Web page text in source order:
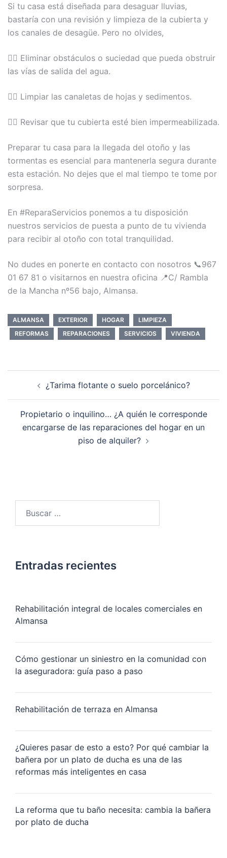
Si tu casa está diseñada para desaguar lluvias,
bastaría con una revisión y limpieza de la cubierta y
los canales de desagüe. Pero no olvides,
👉🏼 Eliminar obstáculos o suciedad que pueda obstruir
las vías de salida del agua.
👉🏼 Limpiar las canaletas de hojas y sedimentos.
👉🏼 Revisar que tu cubierta esté bien impermeabilizada.
Preparar tu casa para la llegada del otoño y las
tormentas es esencial para mantenerla segura durante
esta estación. No dejes que el mal tiempo te tome por
sorpresa.
En #ReparaServicios ponemos a tu disposición
nuestros servicios de puesta a punto de tu vivienda
para recibir al otoño con total tranquilidad.
No dudes en ponerte en contacto con nosotros 📞967
01 67 81 o visitarnos en nuestra oficina 📍C/ Rambla
de la Mancha nº56 bajo, Almansa.
ALMANSA EXTERIOR HOGAR
LIMPIEZA
REFORMAS
REPARACIONES SERVICIOS VIVIENDA
Navegación
de
entradas
¿Tarima flotante o suelo porcelánico?
Propietario o inquilino… ¿A quién le corresponde
encargarse de las reparaciones del hogar en un
piso de alquiler?
Entradas recientes
Rehabilitación integral de locales comerciales en
Almansa
Cómo gestionar un siniestro en la comunidad con
la aseguradora: guía paso a paso
Rehabilitación de terraza en Almansa
¿Quieres pasar de esto a esto? Por qué cambiar la
bañera por un plato de ducha es una de las
reformas más inteligentes en casa
La reforma que tu baño necesita: cambia la bañera
por plato de ducha